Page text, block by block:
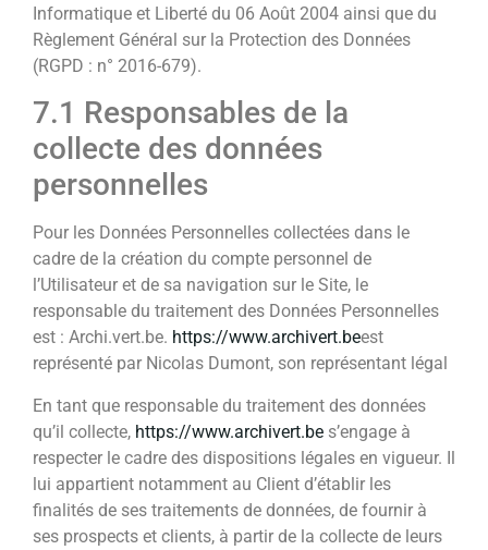
Informatique et Liberté du 06 Août 2004 ainsi que du
Règlement Général sur la Protection des Données
(RGPD : n° 2016-679).
7.1 Responsables de la
collecte des données
personnelles
Pour les Données Personnelles collectées dans le
cadre de la création du compte personnel de
l’Utilisateur et de sa navigation sur le Site, le
responsable du traitement des Données Personnelles
est : Archi.vert.be. https://www.archivert.beest
représenté par Nicolas Dumont, son représentant légal
En tant que responsable du traitement des données
qu’il collecte, https://www.archivert.be s’engage à
respecter le cadre des dispositions légales en vigueur. Il
lui appartient notamment au Client d’établir les
finalités de ses traitements de données, de fournir à
ses prospects et clients, à partir de la collecte de leurs